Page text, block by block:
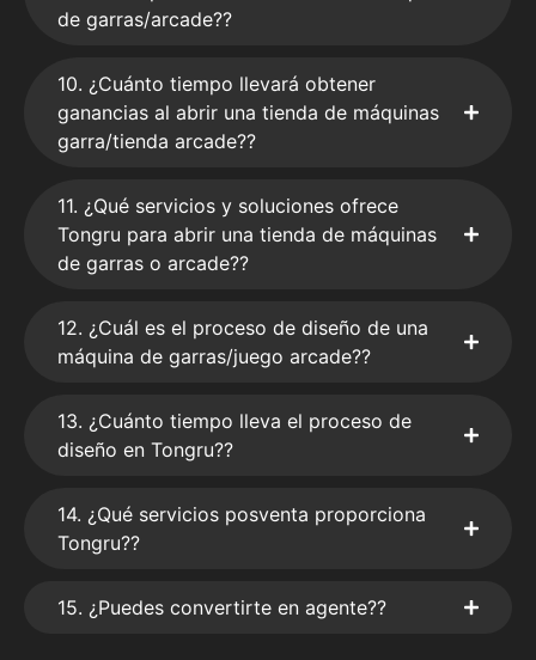
de garras/arcade??
10. ¿Cuánto tiempo llevará obtener
ganancias al abrir una tienda de máquinas
garra/tienda arcade??
11. ¿Qué servicios y soluciones ofrece
Tongru para abrir una tienda de máquinas
de garras o arcade??
12. ¿Cuál es el proceso de diseño de una
máquina de garras/juego arcade??
13. ¿Cuánto tiempo lleva el proceso de
diseño en Tongru??
14. ¿Qué servicios posventa proporciona
Tongru??
15. ¿Puedes convertirte en agente??